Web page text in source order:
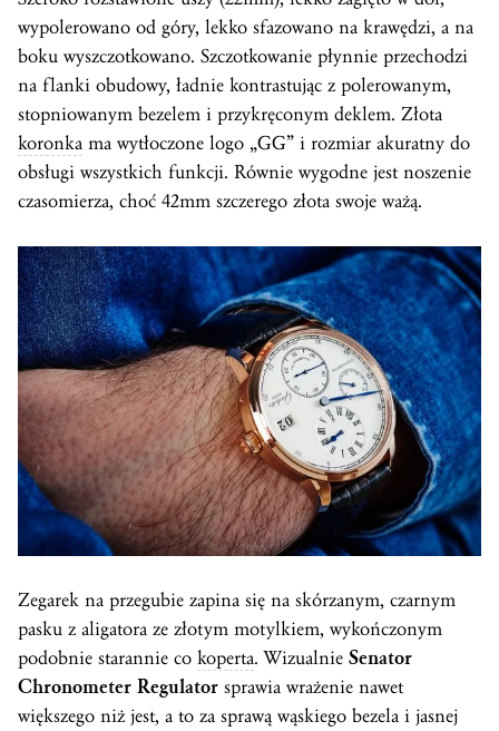
wypolerowano od góry, lekko sfazowano na krawędzi, a na
boku wyszczotkowano. Szczotkowanie płynnie przechodzi
na flanki obudowy, ładnie kontrastując z polerowanym,
stopniowanym bezelem i przykręconym deklem. Złota
koronka ma wytłoczone logo „GG” i rozmiar akuratny do
obsługi wszystkich funkcji. Równie wygodne jest noszenie
czasomierza, choć 42mm szczerego złota swoje ważą.
Zegarek na przegubie zapina się na skórzanym, czarnym
pasku z aligatora ze złotym motylkiem, wykończonym
podobnie starannie co koperta. Wizualnie Senator
Chronometer Regulator sprawia wrażenie nawet
większego niż jest, a to za sprawą wąskiego bezela i jasnej